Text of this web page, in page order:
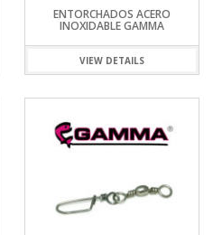
ENTORCHADOS ACERO
INOXIDABLE GAMMA
VIEW DETAILS